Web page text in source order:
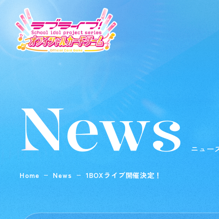
News ニュー
Home News 1BOXライブ開催決定！